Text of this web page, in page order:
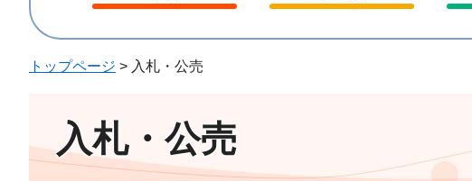
じ
じ
じ
トップページ > 入札・公売
入札・公売